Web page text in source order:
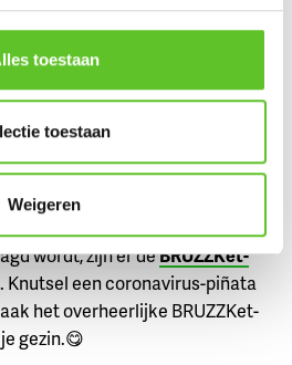
toestaan
toestaan
Weigeren
tegen verveling die we tijdens
verzamelden. We zochten
netflix- enknutseltipsuit. En wie
eens op vakantie gaat vanuit
Mexico of ons eigen Brussel?
wordt, zijn er deBRUZZKet-
. Knutsel een coronavirus-piñata
het overheerlijke BRUZZKet-
gezin.😋